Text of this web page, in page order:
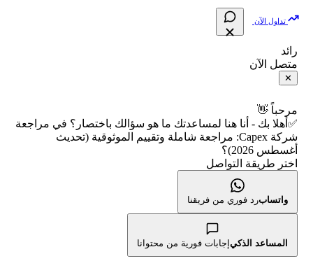
فحص الأسهم الأمريكية الشرعي
📋 جميع الأسهم
🕌 الأسهم الحلال
👨‍🏫 العلماء والهيئات الشرعية
📈 حاسبة عائد التداول
📊 حاسبة الربح التراكمي
🧮 حاسبة متوسط سعر السهم
📅 التقويم الاقتصادي
🕐 أوقات عمل السوق
🇺🇸 متى يفتح السوق الأمريكي؟
🛠️ كل الأدوات
📅 المؤشرات الاقتصادية
سياسة تقييم الشركات
الإبلاغ عن شركة نصابة
شروط الاستخدام
سياسة الخصوصية
تداول الآن
رائد
متصل الآن
✕
مرحباً 👋
✅أهلا بك - أنا هنا لمساعدتك ما هو سؤالك باختصار؟ في مراجعة
شركة Capex: مراجعة شاملة وتقييم الموثوقية (تحديث
أغسطس 2026)؟
اختر طريقة التواصل
واتسابرد فوري من فريقنا
المساعد الذكي إجابات فورية من محتوانا